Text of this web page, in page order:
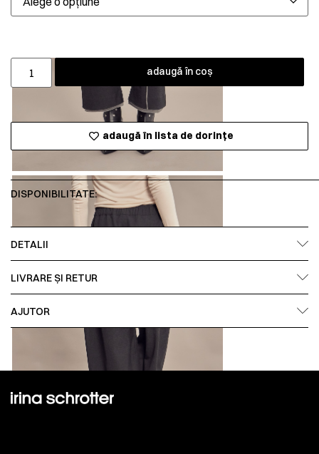
adaugă în coș
adaugă în lista de dorințe
DISPONIBILITATE:
DETALII
LIVRARE ȘI RETUR
AJUTOR